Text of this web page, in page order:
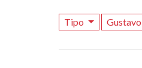
Tipo